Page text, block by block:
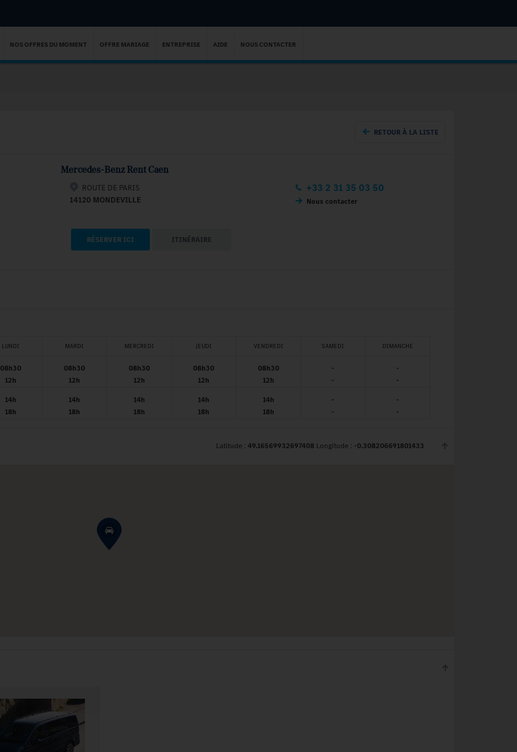
NOS OFFRES DU MOMENT OFFRE MARIAGE ENTREPRISE AIDE NOUS CONTACTER
RETOUR À LA LISTE
Mercedes-Benz Rent Caen
ROUTE DE PARIS
14120 MONDEVILLE
RÉSERVER ICI ITINÉRAIRE
+33 2 31 35 03 50
Nous contacter
LUNDI MARDI MERCREDI JEUDI VENDREDI SAMEDI DIMANCHE
08h30
12h
08h30
12h
08h30
12h
08h30
12h
08h30
12h
-
-
-
-
14h
18h
14h
18h
14h
18h
14h
18h
14h
18h
-
-
-
-
Latitude : 49.16569932697408 Longitude : -0.308206691801433